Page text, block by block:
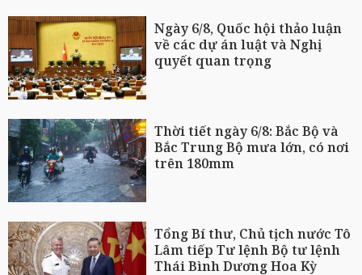
Ngày 6/8, Quốc hội thảo luận
về các dự án luật và Nghị
quyết quan trọng
Thời tiết ngày 6/8: Bắc Bộ và
Bắc Trung Bộ mưa lớn, có nơi
trên 180mm
Tổng Bí thư, Chủ tịch nước Tô
Lâm tiếp Tư lệnh Bộ tư lệnh
Thái Bình Dương Hoa Kỳ